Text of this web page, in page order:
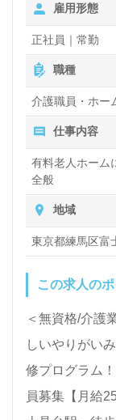
ホスピタリテ
い』『一緒に
い』『働きが
『転職でキャ
境を変えて働
ージは笑顔と
をはじめませ
よりご案内し
ます。
ブ介護】＊求
く＊
LINE、メール
わせ/ご相談可
渉など完全無
雇用形態
正社員｜常勤
職種
介護職員・ホー
仕事内容
有料老人ホーム
全般
入浴や排せつ、
除、洗濯など日
地域
東京都練馬区富
この求人の
＜無資格/介護
しいやりがい
修プログラム
員募集【月給